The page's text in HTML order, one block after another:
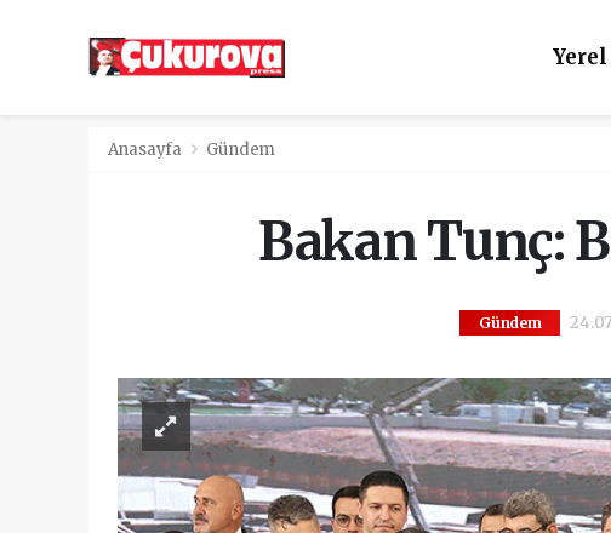
Yerel
Anasayfa Gündem
Bakan Tunç:
Gündem